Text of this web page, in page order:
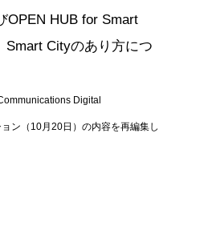
OPEN HUB for Smart
Smart Cityのあり方につ
Digital
ン（10月20日）の内容を再編集し